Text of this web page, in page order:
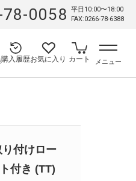
0058
平日10:00〜18:00
FAX:0266-78-6388
購入履歴お気に入り カート メニュー
り付けロー
付き (TT)